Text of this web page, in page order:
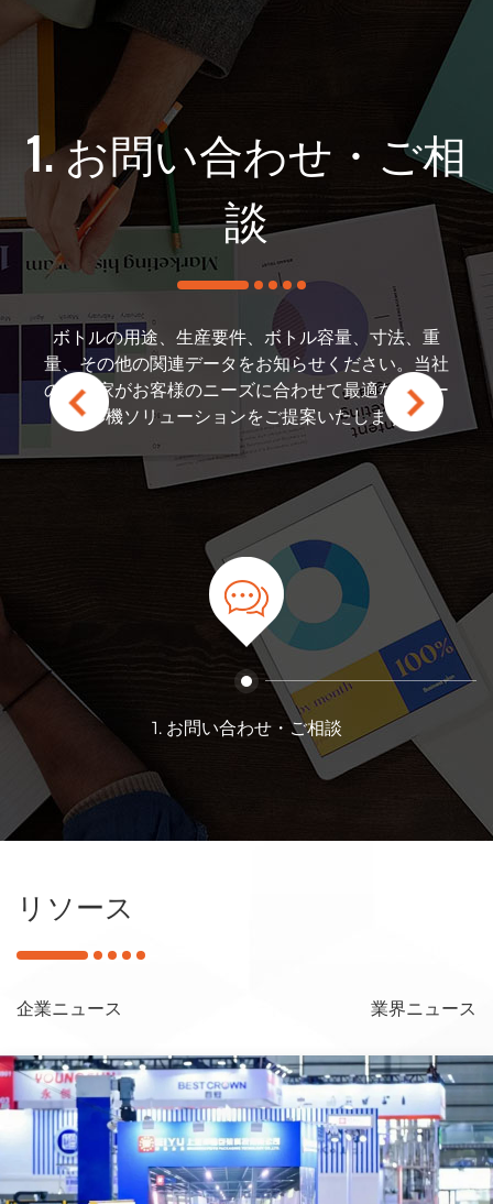
サポート
合は、すぐに当社のサ
ただき、信頼性の高い
ただけます。24時間対
トと、世界各地での有料
しています。スペアパ
り、部品は当日発送可
様のダウンタイムの最小
います。
1. お問い合わせ・ご相
談
ボトルの用途、生産要件、ボトル容量、寸法、重
量、その他の関連データをお知らせください。当社
の専門家がお客様のニーズに合わせて最適なブロー
成形機ソリューションをご提案いたします。
2. カスタ
ソリュ
お客様のご要望に応じ
様、業界の利点、付属品
オ、競争力のある見積も
たソリューショ
1. お問い合わせ・ご相談
リソース
企業ニュース 業界ニュース